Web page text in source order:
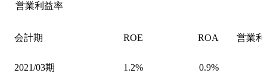
営業利益率
会計期 ROE ROA 営業
2021/03期 1.2% 0.9%